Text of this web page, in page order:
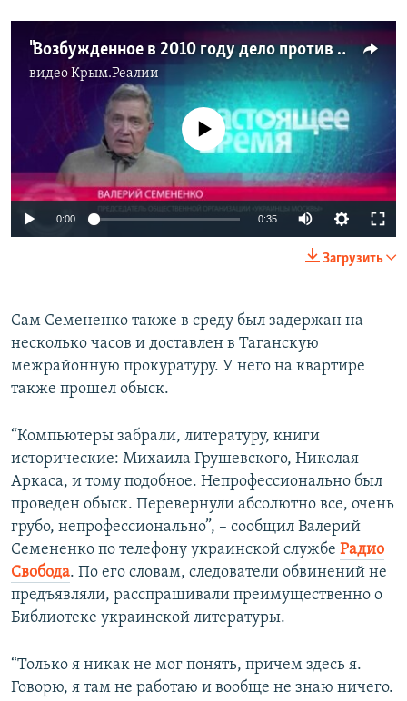
"Возбужденное в 2010 году дело против библиотеки не имело перспективы по причине полной абсурдности" - глава "Украинцев Москвы"
видеоКрым.Реалии
No media source currently available
0:00 0:35
Загрузить
Сам Семененко также в среду был задержан на
несколько часов и доставлен в Таганскую
межрайонную прокуратуру. У него на квартире
также прошел обыск.
“Компьютеры забрали, литературу, книги
исторические: Михаила Грушевского, Николая
Аркаса, и тому подобное. Непрофессионально был
проведен обыск. Перевернули абсолютно все, очень
грубо, непрофессионально”, – сообщил Валерий
Семененко по телефону украинской службе Радио
Свобода. По его словам, следователи обвинений не
предъявляли, расспрашивали преимущественно о
Библиотеке украинской литературы.
“Только я никак не мог понять, причем здесь я.
Говорю, я там не работаю и вообще не знаю ничего.